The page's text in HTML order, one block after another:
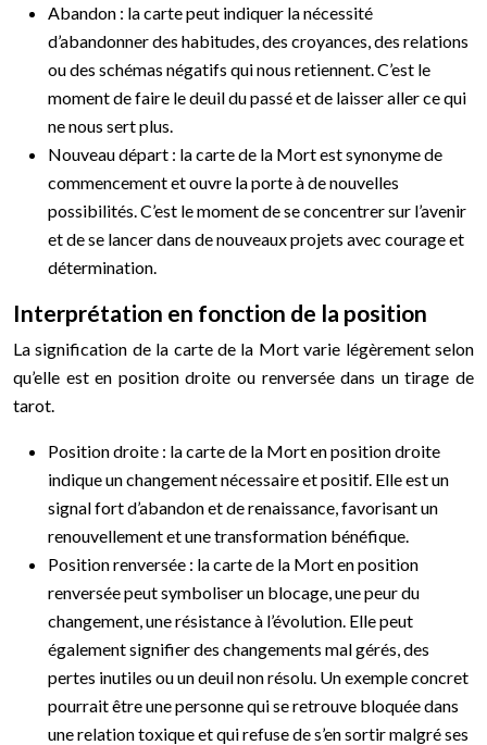
Abandon : la carte peut indiquer la nécessité
d’abandonner des habitudes, des croyances, des relations
ou des schémas négatifs qui nous retiennent. C’est le
moment de faire le deuil du passé et de laisser aller ce qui
ne nous sert plus.
Nouveau départ : la carte de la Mort est synonyme de
commencement et ouvre la porte à de nouvelles
possibilités. C’est le moment de se concentrer sur l’avenir
et de se lancer dans de nouveaux projets avec courage et
détermination.
Interprétation en fonction de la position
La signification de la carte de la Mort varie légèrement selon
qu’elle est en position droite ou renversée dans un tirage de
tarot.
Position droite : la carte de la Mort en position droite
indique un changement nécessaire et positif. Elle est un
signal fort d’abandon et de renaissance, favorisant un
renouvellement et une transformation bénéfique.
Position renversée : la carte de la Mort en position
renversée peut symboliser un blocage, une peur du
changement, une résistance à l’évolution. Elle peut
également signifier des changements mal gérés, des
pertes inutiles ou un deuil non résolu. Un exemple concret
pourrait être une personne qui se retrouve bloquée dans
une relation toxique et qui refuse de s’en sortir malgré ses